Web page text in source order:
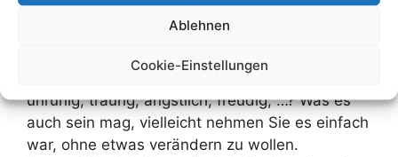
Ablehnen
Cookie-Einstellungen
Sie sich bewusst dafür entscheiden, ihrem
Denken eine andere Richtung zu geben.
Was für ein Gefühl ist jetzt da? Fühlen Sie sich
angespannt, gelöst, zufrieden, verärgert,
unruhig, traurig, ängstlich, freudig, …? Was es
auch sein mag, vielleicht nehmen Sie es einfach
war, ohne etwas verändern zu wollen.